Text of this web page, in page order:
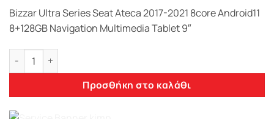
Bizzar Ultra Series Seat Ateca 2017-2021 8core Android11
8+128GB Navigation Multimedia Tablet 9″
Bizzar Ultra Series Seat Ateca 2017-2021 8core Android11
Προσθήκη στο καλάθι